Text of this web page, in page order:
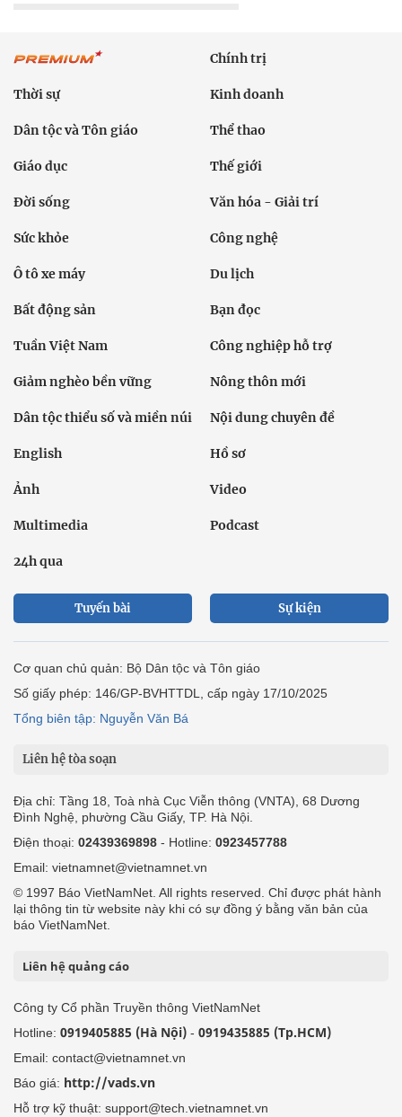
Chính trị
Thời sự Kinh doanh
Dân tộc và Tôn giáo Thể thao
Giáo dục Thế giới
Đời sống Văn hóa - Giải trí
Sức khỏe Công nghệ
Ô tô xe máy Du lịch
Bất động sản Bạn đọc
Tuần Việt Nam Công nghiệp hỗ trợ
Giảm nghèo bền vững Nông thôn mới
Dân tộc thiểu số và miền núi Nội dung chuyên đề
English Hồ sơ
Ảnh Video
Multimedia Podcast
24h qua
Tuyến bài Sự kiện
Cơ quan chủ quản: Bộ Dân tộc và Tôn giáo
Số giấy phép: 146/GP-BVHTTDL, cấp ngày 17/10/2025
Tổng biên tập: Nguyễn Văn Bá
Liên hệ tòa soạn
Địa chỉ: Tầng 18, Toà nhà Cục Viễn thông (VNTA), 68 Dương
Đình Nghệ, phường Cầu Giấy, TP. Hà Nội.
Điện thoại: 02439369898 - Hotline: 0923457788
Email: vietnamnet@vietnamnet.vn
© 1997 Báo VietNamNet. All rights reserved. Chỉ được phát hành
lại thông tin từ website này khi có sự đồng ý bằng văn bản của
báo VietNamNet.
Liên hệ quảng cáo
Công ty Cổ phần Truyền thông VietNamNet
Hotline: 0919405885 (Hà Nội) - 0919435885 (Tp.HCM)
Email: contact@vietnamnet.vn
Báo giá: http://vads.vn
Hỗ trợ kỹ thuật: support@tech.vietnamnet.vn